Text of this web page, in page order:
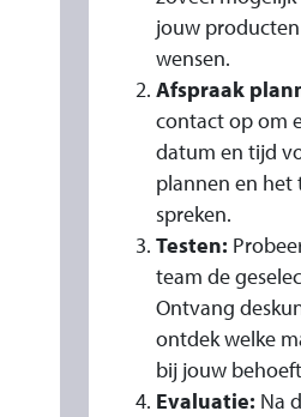
jouw
wensen.
Afspraak
contact op om
datum en tijd
plannen en
spreken.
Testen:
team de
Ontvang
ontdek welke
bij jouw
Evaluatie: Na